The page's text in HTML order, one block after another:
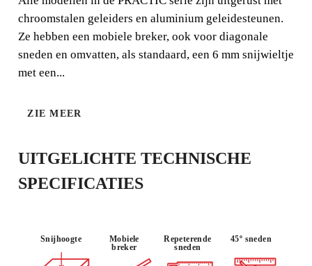
EL
TEGEL
GEWICHT
chroomstalen geleiders en aluminium geleidesteunen.
Ze hebben een mobiele breker, ook voor diagonale
sneden en omvatten, als standaard, een 6 mm snijwieltje
met een...
ZIE MEER
UITGELICHTE TECHNISCHE
SPECIFICATIES
Snijhoogte
Mobiele
breker
Repeterende
sneden
45º sneden